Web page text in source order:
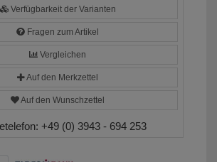
Verfügbarkeit der Varianten
Fragen zum Artikel
Vergleichen
Auf den Merkzettel
Auf den Wunschzettel
+49 (0) 3943 - 694 253